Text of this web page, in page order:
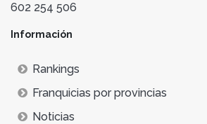
602 254 506
Información
Rankings
Franquicias por provincias
Noticias